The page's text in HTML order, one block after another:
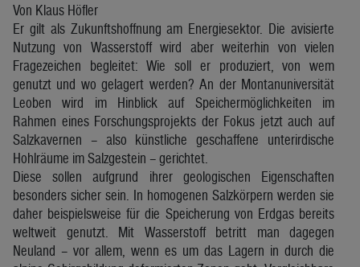
Von Klaus Höfler
Er gilt als Zukunftshoffnung am Energiesektor. Die avisierte
Nutzung von Wasserstoff wird aber weiterhin von vielen
Fragezeichen begleitet: Wie soll er produziert, von wem
genutzt und wo gelagert werden? An der Montanuniversität
Leoben wird im Hinblick auf Speichermöglichkeiten im
Rahmen eines Forschungsprojekts der Fokus jetzt auch auf
Salzkavernen – also künstliche geschaffene unterirdische
Hohlräume im Salzgestein – gerichtet.
Diese sollen aufgrund ihrer geologischen Eigenschaften
besonders sicher sein. In homogenen Salzkörpern werden sie
daher beispielsweise für die Speicherung von Erdgas bereits
weltweit genutzt. Mit Wasserstoff betritt man dagegen
Neuland – vor allem, wenn es um das Lagern in durch die